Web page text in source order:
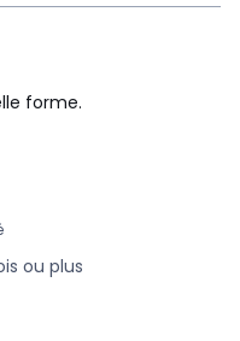
forme.
ou plus